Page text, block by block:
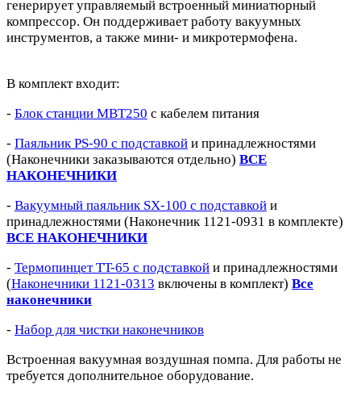
генерирует управляемый встроенный миниатюрный
компрессор. Он поддерживает работу вакуумных
инструментов, а также мини- и микротермофена.
В комплект входит:
- Блок станции MBT250 с кабелем питания
- Паяльник PS-90 с подставкой и принадлежностями
(Наконечники заказываются отдельно) ВСЕ
НАКОНЕЧНИКИ
- Вакуумный паяльник SX-100 с подставкой и
принадлежностями (Наконечник 1121-0931 в комплекте)
ВСЕ НАКОНЕЧНИКИ
- Термопинцет TT-65 с подставкой и принадлежностями
(Наконечники 1121-0313 включены в комплект) Все
наконечники
- Набор для чистки наконечников
Встроенная вакуумная воздушная помпа. Для работы не
требуется дополнительное оборудование.